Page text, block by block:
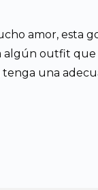
amor, esta
outfit
una